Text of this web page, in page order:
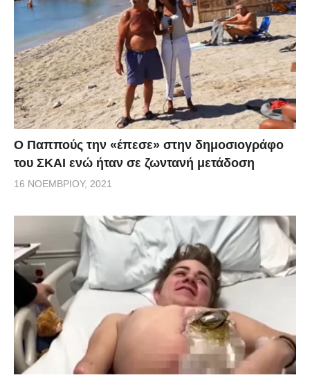
Ο Παππούς την «έπεσε» στην δημοσιογράφο
του ΣΚΑΙ ενώ ήταν σε ζωντανή μετάδοση
16 ΝΟΕΜΒΡΊΟΥ, 2021